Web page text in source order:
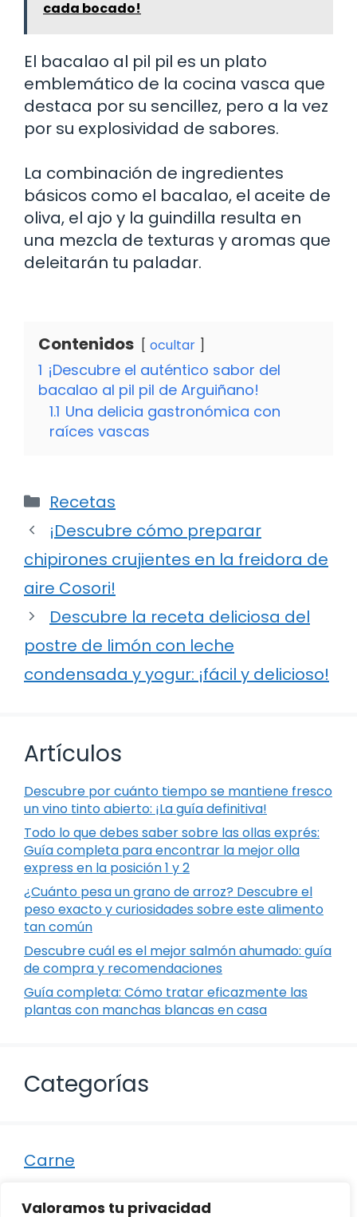
Valoramos tu privacidad
cada bocado!
El bacalao al pil pil es un plato
emblemático de la cocina vasca que
destaca por su sencillez, pero a la vez
por su explosividad de sabores.
La combinación de ingredientes
básicos como el bacalao, el aceite de
oliva, el ajo y la guindilla resulta en
una mezcla de texturas y aromas que
deleitarán tu paladar.
Contenidos ocultar
1 ¡Descubre el auténtico sabor del
bacalao al pil pil de Arguiñano!
1.1 Una delicia gastronómica con
raíces vascas
Categorías
Recetas
¡Descubre cómo preparar
chipirones crujientes en la freidora de
aire Cosori!
Descubre la receta deliciosa del
postre de limón con leche
condensada y yogur: ¡fácil y delicioso!
Artículos
Descubre por cuánto tiempo se mantiene fresco
un vino tinto abierto: ¡La guía definitiva!
Todo lo que debes saber sobre las ollas exprés:
Guía completa para encontrar la mejor olla
express en la posición 1 y 2
¿Cuánto pesa un grano de arroz? Descubre el
peso exacto y curiosidades sobre este alimento
tan común
Descubre cuál es el mejor salmón ahumado: guía
de compra y recomendaciones
Guía completa: Cómo tratar eficazmente las
plantas con manchas blancas en casa
Categorías
Carne